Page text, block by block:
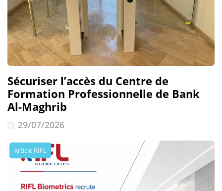
Sécuriser l’accès du Centre de
Formation Professionnelle de Bank
Al-Maghrib
29/07/2026
Article RIFL